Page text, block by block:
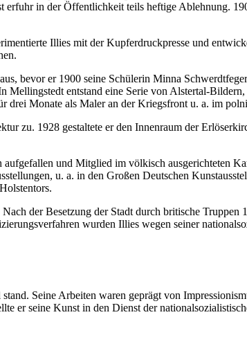
erfuhr in der Öffentlichkeit teils heftige Ablehnung.
Illies mit der Kupferdruckpresse und
bevor er 1900 seine Schülerin Minna
Mellingstedt entstand eine Serie von Alstertal-
Monate als Maler an der Kriegsfront u. a. im
zu. 1928 gestaltete er den Innenraum der
und Mitglied im völkisch ausgerichteten
u. a. in den Großen Deutschen
der Besetzung der Stadt durch britische Truppen
wurden Illies wegen seiner
Seine Arbeiten waren geprägt von
er seine Kunst in den Dienst der